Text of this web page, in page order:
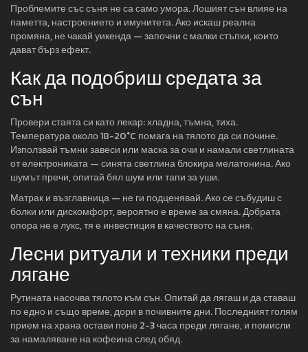
Проблемите със съня не са само умора. Лошият сън влияе на
паметта, настроението и имунитета. Ако искаш реална
промяна, не чакай уикенда — започни с малки стъпки, които
дават бърз ефект.
Как да подобриш средата за
сън
Провери стаята си като лекар: хладна, тъмна, тиха.
Температура около 18-20°C помага на тялото да си почине.
Използвай тъмни завеси или маска за очи и намали светлината
от електрониката — синята светлина блокира мелатонина. Ако
шумът пречи, опитай бял шум или тапи за уши.
Матрак и възглавница — не ги подценявай. Ако се събудиш с
болки или дискомфорт, вероятно е време за смяна. Добрата
опора не е лукс, тя е инвестиция в качеството на съня.
Лесни ритуали и техники преди
лягане
Рутината насочва тялото към сън. Опитай да лягаш и да ставаш
по едно и също време, дори в почивните дни. Последният голям
прием на храна остави поне 2-3 часа преди лягане, и помисли
за намаляване на кофеина след обяд.